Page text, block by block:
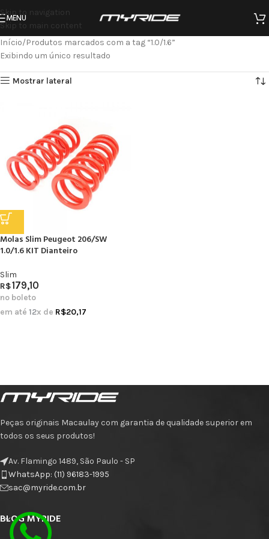
Skip to navigation
Skip to main content
MENU
Início Produtos marcados com a tag “1.0/1.6”
Exibindo um único resultado
Mostrar lateral
Molas Slim Peugeot 206/SW
1.0/1.6 KIT Dianteiro
Slim
R$179,10
no boleto
em até 12x de R$20,17
Peças originais Macaulay com garantia de qualidade superior em
todos os seus produtos!
Av. Flamingo 1489, São Paulo - SP
WhatsApp: (11) 96183-1995
sac@myride.com.br
BLOG MYRIDE